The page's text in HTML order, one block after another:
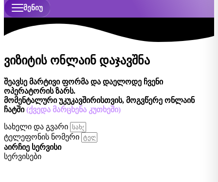
ᲛᲔᲜᲘᲣ
ვიზიტის ონლაინ დაჯავშნა
შეავსე მარტივი ფორმა და დაელოდე ჩვენი
ოპერატორის ზარს.
მომენტალური უკუკავშირისთვის, მოგვწერე ონლაინ
ჩატში(ქვედა მარცხენა კუთხეში)
სახელი და გვარი
ტელეფონის ნომერი
აირჩიე სერვისი
სერვისები